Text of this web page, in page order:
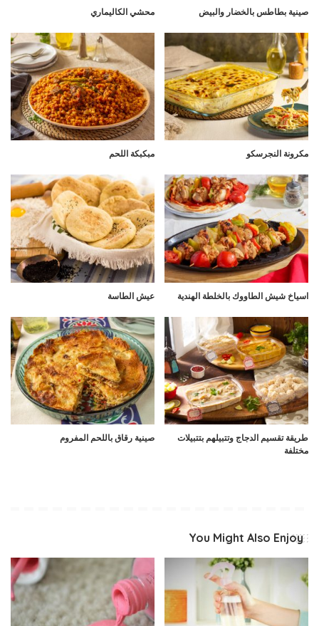
صينية بطاطس بالخضار والبيض محشي الكاليماري
مكرونة النجرسكو مبكبكة اللحم
اسياخ شيش الطاووك بالخلطة الهندية عيش الطاسة
طريقة تقسيم الدجاج وتتبيلهم بتتبيلات
مختلفة
صينية رقاق باللحم المفروم
You Might Also Enjoy